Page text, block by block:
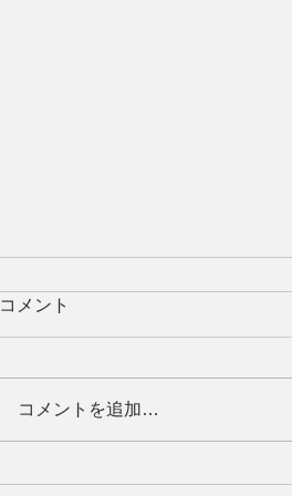
コメント
コメントを追加…